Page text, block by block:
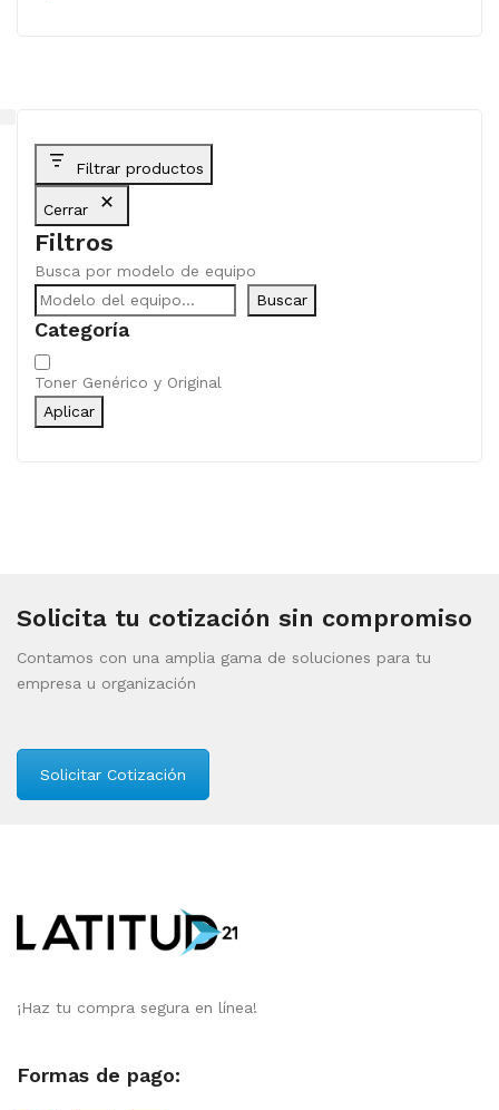
Filtrar productos
Cerrar
Filtros
Busca por modelo de equipo
Buscar
Categoría
Categoría
Toner Genérico y Original
Aplicar
Solicita tu cotización sin compromiso
Contamos con una amplia gama de soluciones para tu
empresa u organización
Solicitar Cotización
¡Haz tu compra segura en línea!
Formas de pago: